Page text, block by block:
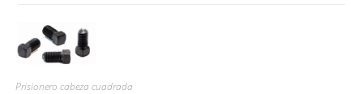
Prisionero cabeza cuadrada